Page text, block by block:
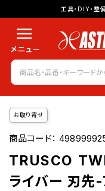
工具・DIY・整
お取り寄せ
商品コード：
TRUSCO
ライバー 刃先